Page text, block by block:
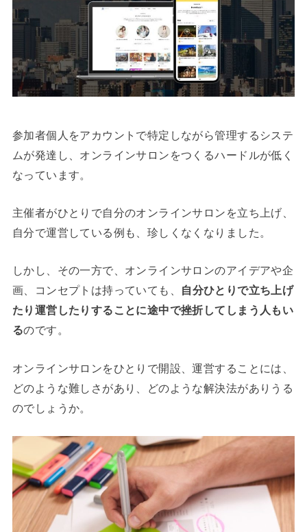
参加者個人をアカウントで特定しながら管理するシステ
ムが発達し、オンラインサロンをつくるハードルが低く
なっています。
主催者がひとりで自分のオンラインサロンを立ち上げ、
自分で運営している例も、珍しくなくなりました。
しかし、その一方で、オンラインサロンのアイデアや企
画、コンセプトは持っていても、
自分ひとりで立ち上げ
たり運営したりすることに途中で挫折してしまう人もい
るのです。
オンラインサロンをひとりで開設、運営することには、
どのような難しさがあり、どのような解決法がありうる
のでしょうか。